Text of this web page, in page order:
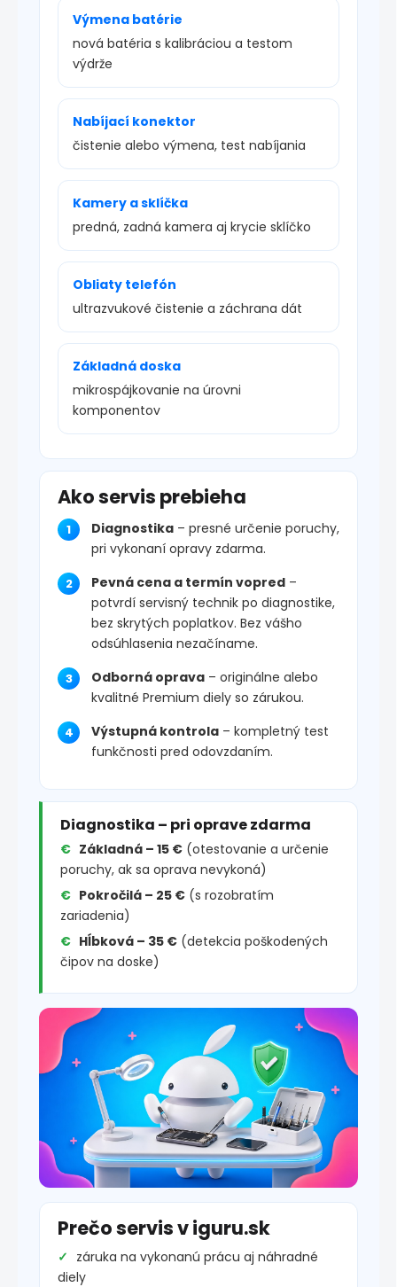
Výmena batérie
nová batéria s kalibráciou a testom
výdrže
Nabíjací konektor
čistenie alebo výmena, test nabíjania
Kamery a sklíčka
predná, zadná kamera aj krycie sklíčko
Obliaty telefón
ultrazvukové čistenie a záchrana dát
Základná doska
mikrospájkovanie na úrovni
komponentov
Ako servis prebieha
Diagnostika – presné určenie poruchy,
pri vykonaní opravy zdarma.
Pevná cena a termín vopred –
potvrdí servisný technik po diagnostike,
bez skrytých poplatkov. Bez vášho
odsúhlasenia nezačíname.
Odborná oprava – originálne alebo
kvalitné Premium diely so zárukou.
Výstupná kontrola – kompletný test
funkčnosti pred odovzdaním.
Diagnostika – pri oprave zdarma
Základná – 15 € (otestovanie a určenie
poruchy, ak sa oprava nevykoná)
Pokročilá – 25 € (s rozobratím
zariadenia)
Hĺbková – 35 € (detekcia poškodených
čipov na doske)
Prečo servis v iguru.sk
záruka na vykonanú prácu aj náhradné
diely